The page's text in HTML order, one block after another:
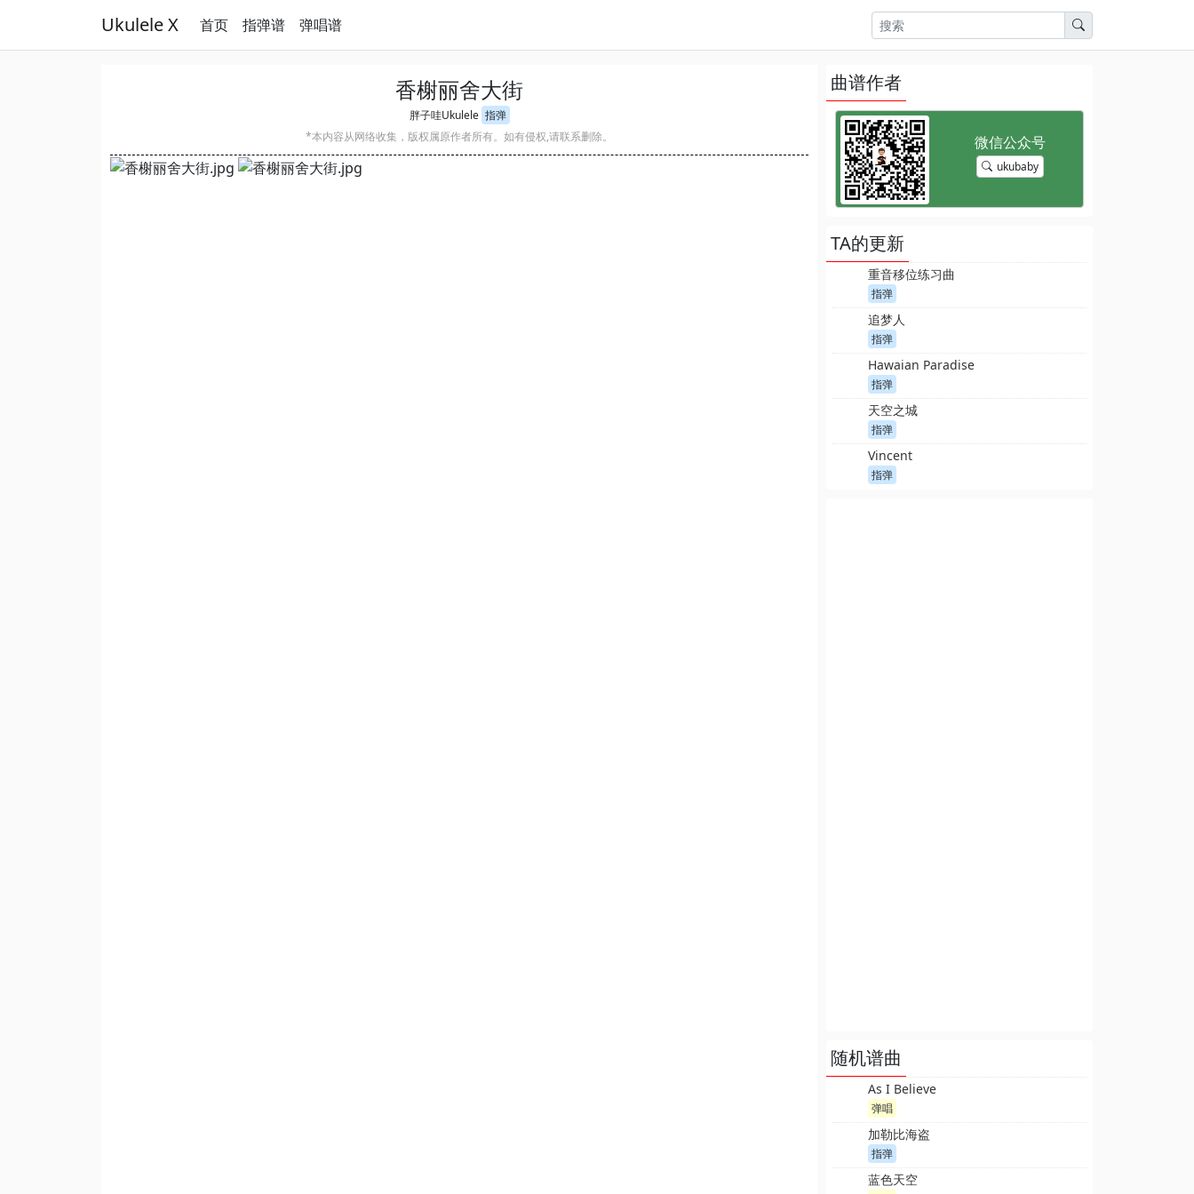
Ukulele X 首页 指弹谱 弹唱谱
香榭丽舍大街
胖子哇Ukulele 指弹
*本内容从网络收集，版权属原作者所有。如有侵权,请联系删除。
曲谱作者
ukubaby
TA的更新
重音移位练习曲
指弹
追梦人
指弹
Hawaian Paradise
指弹
天空之城
指弹
Vincent
指弹
随机谱曲
As I Believe
弹唱
加勒比海盗
指弹
蓝色天空